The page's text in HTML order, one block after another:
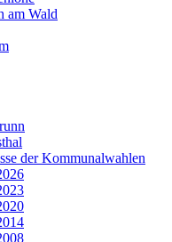
am Wald
der Kommunalwahlen